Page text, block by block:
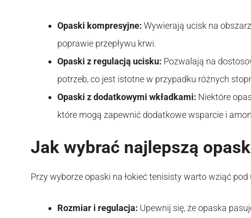
Opaski kompresyjne: Wywierają ucisk na
poprawie przepływu krwi.
Opaski z regulacją ucisku: Pozwalają na
potrzeb, co jest istotne w przypadku różnych
Opaski z dodatkowymi wkładkami: Niektóre
które mogą zapewnić dodatkowe wsparcie i
Jak wybrać najlepszą
Przy wyborze opaski na łokieć tenisisty warto wziąć
Rozmiar i regulacja: Upewnij się, że opaska